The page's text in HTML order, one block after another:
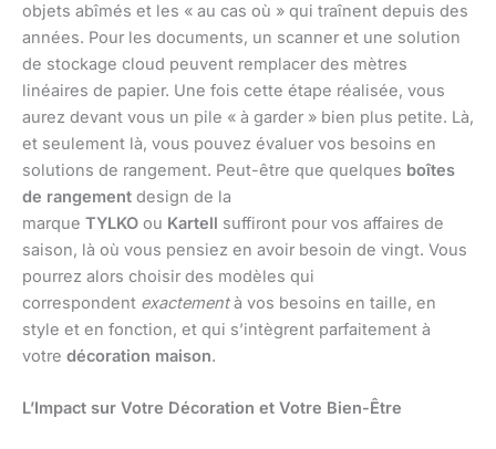
objets abîmés et les « au cas où » qui traînent depuis des
années. Pour les documents, un scanner et une solution
de stockage cloud peuvent remplacer des mètres
linéaires de papier. Une fois cette étape réalisée, vous
aurez devant vous un pile « à garder » bien plus petite. Là,
et seulement là, vous pouvez évaluer vos besoins en
solutions de rangement. Peut-être que quelques boîtes
de rangement design de la
marque TYLKO ou Kartell suffiront pour vos affaires de
saison, là où vous pensiez en avoir besoin de vingt. Vous
pourrez alors choisir des modèles qui
correspondent exactementà vos besoins en taille, en
style et en fonction, et qui s’intègrent parfaitement à
votre décoration maison.
L’Impact sur Votre Décoration et Votre Bien-Être